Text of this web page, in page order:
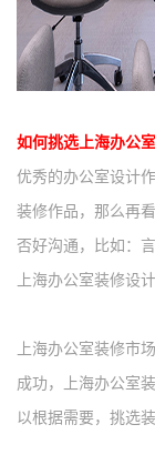
如何挑选上海办公
优秀的办公室设计
装修作品，那么再
否好沟通，比如：
上海办公室装修设
上海办公室装修市
成功， 上海办公室
以根据需要，挑选